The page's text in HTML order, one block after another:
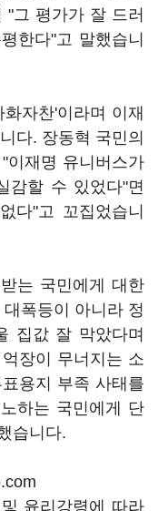
"그 평가가 잘 드러
한다"고 말했습니
자찬'이라며 이재
다. 장동혁 국민의
이재명 유니버스가
감할 수 있었다"면
다"고 꼬집었습니
는 국민에게 대한
폭등이 아니라 정
집값 잘 막았다며
장이 무너지는 소
용지 부족 사태를
하는 국민에게 단
습니다.
윤리강령에 따라